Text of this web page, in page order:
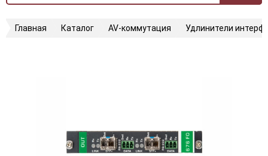
Главная Каталог AV-коммутация Удлинители